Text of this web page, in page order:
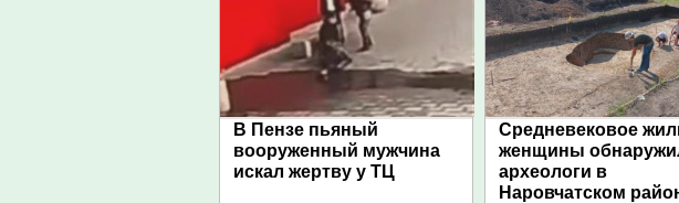
В Пензе пьяный
вооруженный мужчина
искал жертву у ТЦ
Средневековое
женщины
археологи в
Наровчатском